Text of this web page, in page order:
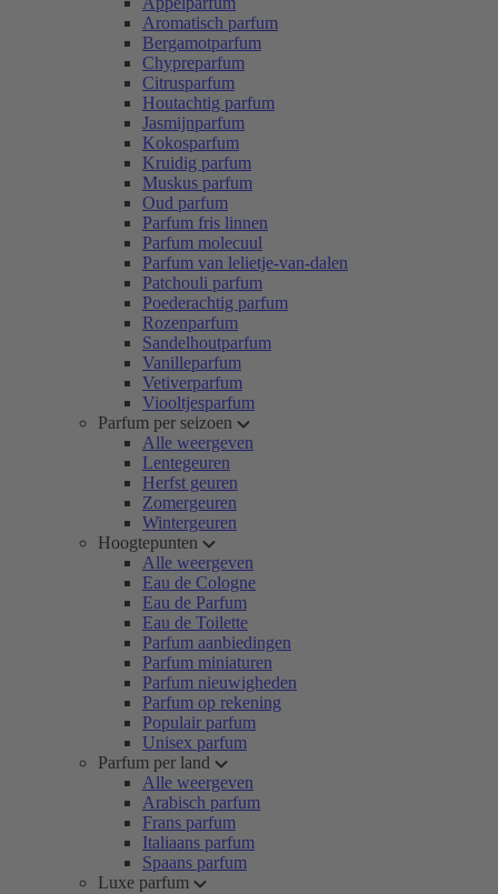
Aromatisch parfum
Bergamotparfum
Chypreparfum
Citrusparfum
Houtachtig parfum
Jasmijnparfum
Kokosparfum
Kruidig parfum
Muskus parfum
Oud parfum
Parfum fris linnen
Parfum molecuul
Parfum van lelietje-van-dalen
Patchouli parfum
Poederachtig parfum
Rozenparfum
Sandelhoutparfum
Vanilleparfum
Vetiverparfum
Viooltjesparfum
Parfum per seizoen
Alle weergeven
Lentegeuren
Herfst geuren
Zomergeuren
Wintergeuren
Hoogtepunten
Alle weergeven
Eau de Cologne
Eau de Parfum
Eau de Toilette
Parfum aanbiedingen
Parfum miniaturen
Parfum nieuwigheden
Parfum op rekening
Populair parfum
Unisex parfum
Parfum per land
Alle weergeven
Arabisch parfum
Frans parfum
Italiaans parfum
Spaans parfum
Luxe parfum